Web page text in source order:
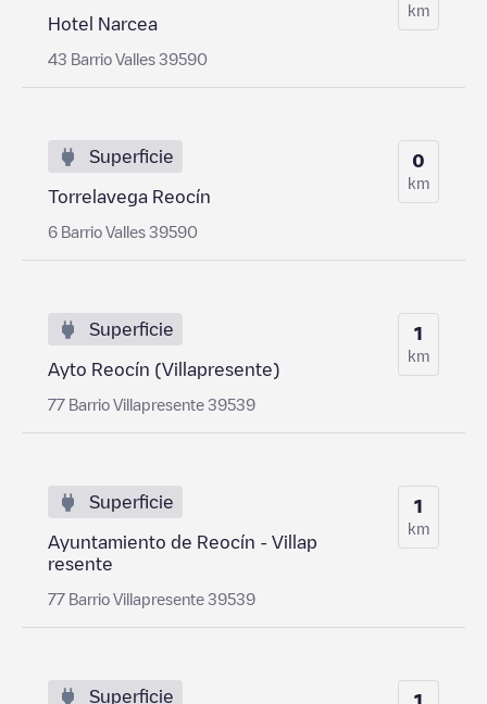
Hotel Narcea
43 Barrio Valles 39590
km
Superficie
Torrelavega Reocín
6 Barrio Valles 39590
0
km
Superficie
Ayto Reocín (Villapresente)
77 Barrio Villapresente 39539
1
km
Superficie
Ayuntamiento de Reocín - Villap
resente
77 Barrio Villapresente 39539
1
km
Superficie